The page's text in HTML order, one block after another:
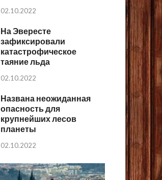
02.10.2022
На Эвересте
зафиксировали
катастрофическое
таяние льда
02.10.2022
Названа неожиданная
опасность для
крупнейших лесов
планеты
02.10.2022